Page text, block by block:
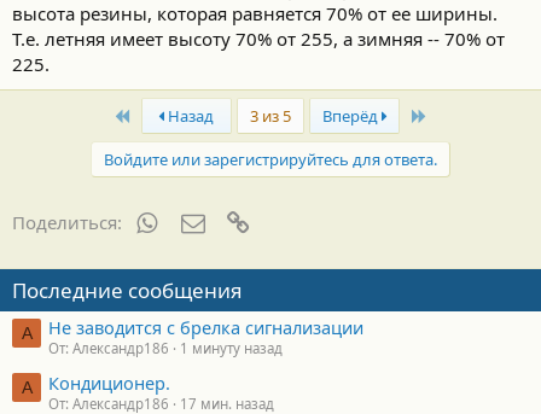
высота резины, которая равняется 70% от ее ширины.
Т.е. летняя имеет высоту 70% от 255, а зимняя -- 70% от
225.
First Назад 3 из 5 Вперёд
Войдите или зарегистрируйтесь для ответа.
Поделиться: WhatsAppЭлектронная почта
Последние сообщения
А Не заводится с брелка сигнализации
От: Александр186 1 минуту назад
А Кондиционер.
От: Александр186 17 мин. назад